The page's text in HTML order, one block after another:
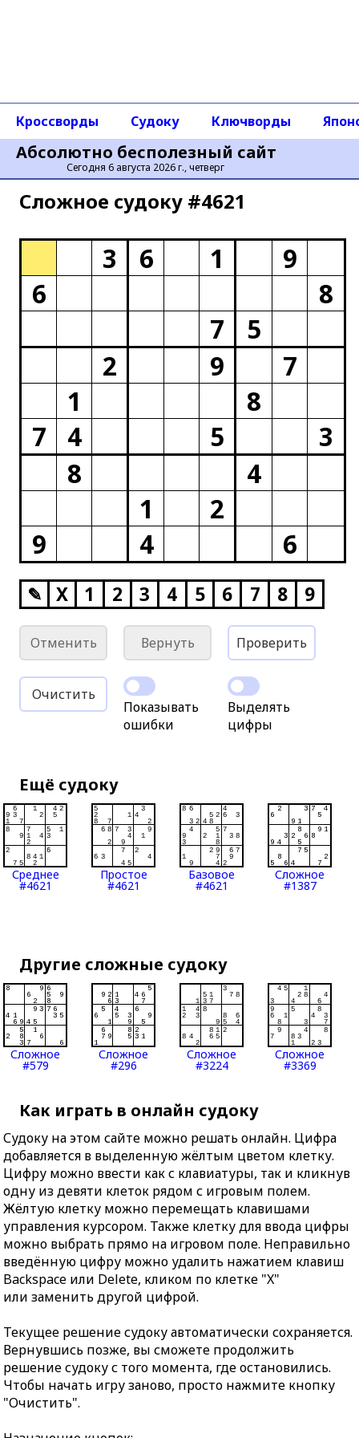
Абсолютно бесполезный сайт
Сегодня 6 августа 2026 г., четверг
Кроссворды Судоку Ключворды
Сложное cудоку #4621
3 6 1
9
6
8
7
5
2
9
7
1
8
7
4 5
3
8
4
1
2
9
4 6
✎ X 1 2 3 4 5 6 7 8 9
Отменить Вернуть Проверить
Очистить
Показывать
ошибки
Выделять
цифры
Ещё судоку
Среднее
#4621
Простое
#4621
Базовое
#4621
Сложное
#1387
Другие сложные судоку
Сложное
#579
Сложное
#296
Сложное
#3224
Сложное
#3369
Как играть в онлайн судоку
Судоку на этом сайте можно решать онлайн. Цифра
добавляется в выделенную жёлтым цветом клетку.
Цифру можно ввести как с клавиатуры, так и кликнув
одну из девяти клеток рядом с игровым полем.
Жёлтую клетку можно перемещать клавишами
управления курсором. Также клетку для ввода цифры
можно выбрать прямо на игровом поле. Неправильно
введённую цифру можно удалить нажатием клавиш
Backspace или Delete, кликом по клетке "X"
или заменить другой цифрой.
Текущее решение судоку автоматически сохраняется.
Вернувшись позже, вы сможете продолжить
решение судоку с того момента, где остановились.
Чтобы начать игру заново, просто нажмите кнопку
"Очистить".